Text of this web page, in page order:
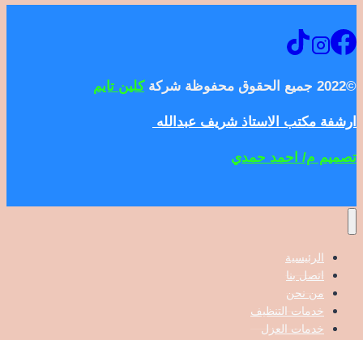
©2022 جميع الحقوق محفوظة شركة كلين تايم
ارشفة مكتب الاستاذ شريف عبدالله
تصميم م/ احمد حمدي
الرئيسية
اتصل بنا
من نحن
خدمات التنظيف
خدمات العزل